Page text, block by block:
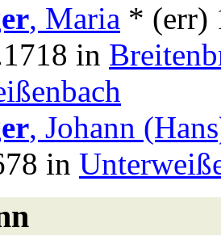
, Maria * (err)
in
, Johann
in